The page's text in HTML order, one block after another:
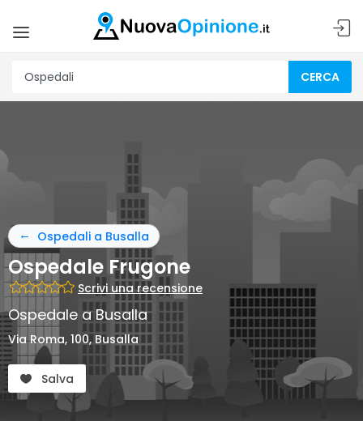
CERCA
Ospedali a Busalla
Ospedale Frugone
Scrivi una recensione
Ospedale a Busalla
Via Roma, 100, Busalla
Salva